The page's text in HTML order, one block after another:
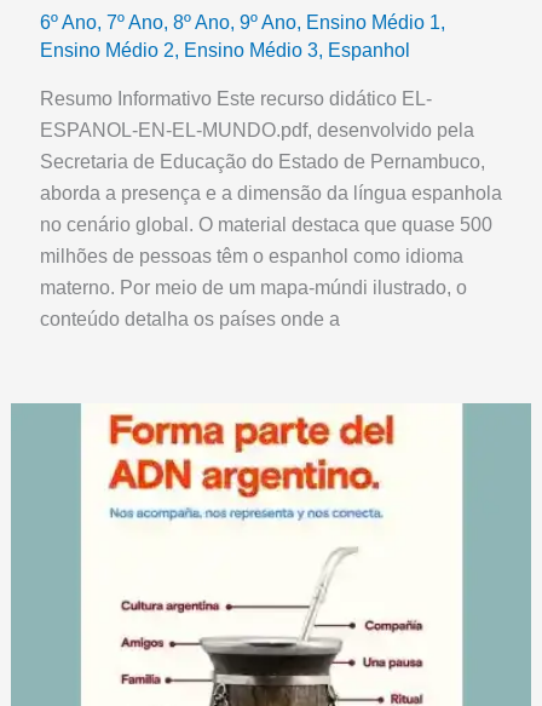
6º Ano, 7º Ano, 8º Ano, 9º Ano, Ensino Médio 1,
Ensino Médio 2, Ensino Médio 3, Espanhol
Resumo Informativo Este recurso didático EL-
ESPANOL-EN-EL-MUNDO.pdf, desenvolvido pela
Secretaria de Educação do Estado de Pernambuco,
aborda a presença e a dimensão da língua espanhola
no cenário global. O material destaca que quase 500
milhões de pessoas têm o espanhol como idioma
materno. Por meio de um mapa-múndi ilustrado, o
conteúdo detalha os países onde a